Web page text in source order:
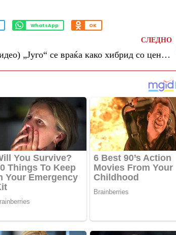
WhatsApp OK
СЛЕДНО
(Видео) „Југо“ се враќа како хибрид со цена од 12.000 евра